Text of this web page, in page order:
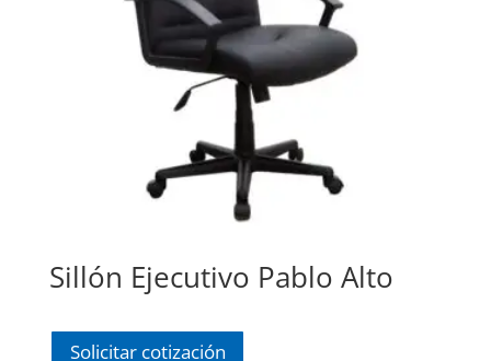
Sillón Ejecutivo Pablo Alto
Solicitar cotización